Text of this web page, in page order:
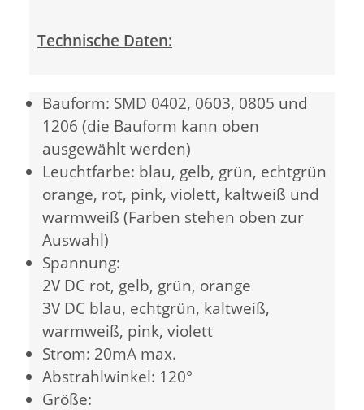
Technische Daten:
Bauform: SMD 0402, 0603, 0805 und
1206 (die Bauform kann oben
ausgewählt werden)
Leuchtfarbe: blau, gelb, grün, echtgrün
orange, rot, pink, violett, kaltweiß und
warmweiß (Farben stehen oben zur
Auswahl)
Spannung:
2V DC rot, gelb, grün, orange
3V DC blau, echtgrün, kaltweiß,
warmweiß, pink, violett
Strom: 20mA max.
Abstrahlwinkel: 120°
Größe: